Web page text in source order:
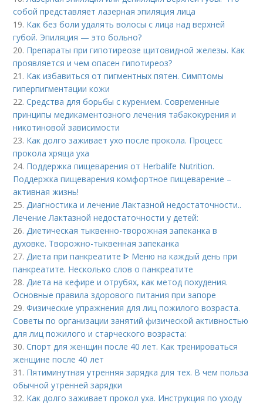
собой представляет лазерная эпиляция лица
19. Как без боли удалять волосы с лица над верхней
губой. Эпиляция — это больно?
20. Препараты при гипотиреозе щитовидной железы. Как
проявляется и чем опасен гипотиреоз?
21. Как избавиться от пигментных пятен. Симптомы
гиперпигментации кожи
22.Средства для борьбы с курением. Современные
принципы медикаментозного лечения табакокурения и
никотиновой зависимости
23. Как долго заживает ухо после прокола. Процесс
прокола хряща уха
24. Поддержка пищеварения от Herbalife Nutrition.
Поддержка пищеварения комфортное пищеварение –
активная жизнь!
25.Диагностика и лечение Лактазной недостаточности..
Лечение Лактазной недостаточности у детей:
26.Диетическая тыквенно-творожная запеканка в
духовке. Творожно-тыквенная запеканка
27.Диета при панкреатите ᐈ Меню на каждый день при
панкреатите. Несколько слов о панкреатите
28.Диета на кефире и отрубях, как метод похудения.
Основные правила здорового питания при запоре
29.Физические упражнения для лиц пожилого возраста.
Советы по организации занятий физической активностью
для лиц пожилого и старческого возраста:
30.Спорт для женщин после 40 лет. Как тренироваться
женщине после 40 лет
31. Пятиминутная утренняя зарядка для тех. В чем польза
обычной утренней зарядки
32. Как долго заживает прокол уха. Инструкция по уходу